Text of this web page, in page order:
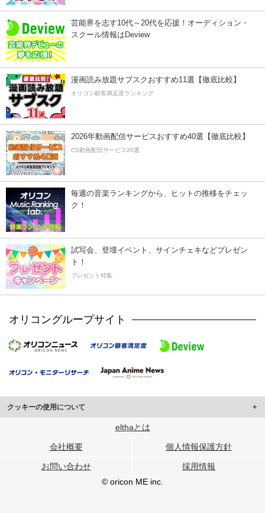
芸能界を志す10代～20代を応援！オーディション・
スクール情報はDeview
漫画読み放題サブスクおすすめ11選【徹底比較】
オリコン顧客満足度ランキング
2026年動画配信サービスおすすめ40選【徹底比較】
CS動画配信サービス20選
毎週の音楽ランキングから、ヒットの推移をチェッ
ク！
試写会、登壇イベント、サインチェキなどプレゼン
ト！
プレゼント特集
オリコングループサイト
クッキーの使用について
このサイトでは Cookie を使用して、ユーザーに合わせたコンテンツや広告の
行っています。
メディアや広告配信、データ解析の各パートナーに提供しています。
各パートナーは、この情報とユーザーが各パートナーに提供した他の情報や、
ユーザーが各パートナーのサービスを使用したときに収集した他の情報を組み
elthaとは
会社概要 個人情報保護方針
お問い合わせ
採用情報
© oricon ME inc.